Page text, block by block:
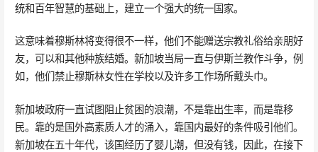
统和百年智慧的基础上，建立一个强大的统一国家。
这意味着穆斯林将变得很不一样，他们不能赠送宗教礼俗给亲朋好
友，可以和其他种族结婚。新加坡当局一直与伊斯兰教作斗争，例
如，他们禁止穆斯林女性在学校以及许多工作场所戴头巾。
新加坡政府一直试图阻止贫困的浪潮，不是靠出生率，而是靠移
民。靠的是国外高素质人才的涌入，靠国内最好的条件吸引他们。
新加坡在五十年代，该国经历了婴儿潮，但没有钱，因此，在接下